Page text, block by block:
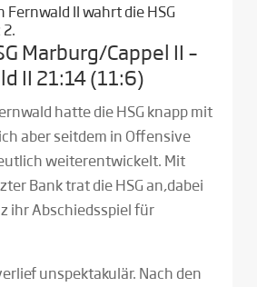
Fernwald II wahrt die HSG
Marburg/Cappel II –
II 21:14 (11:6)
hatte die HSG knapp mit
aber seitdem in Offensive
weiterentwickelt. Mit
Bank trat die HSG an,dabei
ihr Abschiedsspiel für
unspektakulär. Nach den